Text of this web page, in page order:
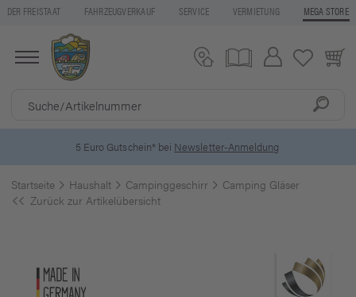
DER FREISTAAT FAHRZEUGVERKAUF SERVICE VERMIETUNG MEGA STORE
5 Euro Gutschein* bei Newsletter-Anmeldung
Startseite Haushalt Campinggeschirr
Camping Gläser
Zurück zur Artikelübersicht